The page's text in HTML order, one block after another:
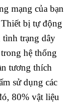
mạng của bạn
bị tự động
tình trạng dây
hệ thống
tương thích
sử dụng các
80% vật liệu